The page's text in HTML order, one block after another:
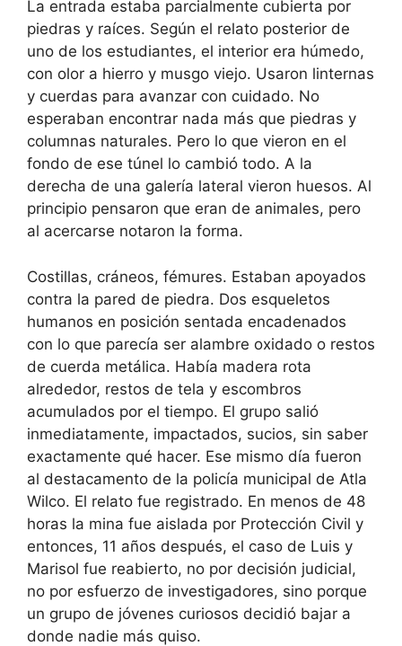
La entrada estaba parcialmente cubierta por
piedras y raíces. Según el relato posterior de
uno de los estudiantes, el interior era húmedo,
con olor a hierro y musgo viejo. Usaron linternas
y cuerdas para avanzar con cuidado. No
esperaban encontrar nada más que piedras y
columnas naturales. Pero lo que vieron en el
fondo de ese túnel lo cambió todo. A la
derecha de una galería lateral vieron huesos. Al
principio pensaron que eran de animales, pero
al acercarse notaron la forma.
Costillas, cráneos, fémures. Estaban apoyados
contra la pared de piedra. Dos esqueletos
humanos en posición sentada encadenados
con lo que parecía ser alambre oxidado o restos
de cuerda metálica. Había madera rota
alrededor, restos de tela y escombros
acumulados por el tiempo. El grupo salió
inmediatamente, impactados, sucios, sin saber
exactamente qué hacer. Ese mismo día fueron
al destacamento de la policía municipal de Atla
Wilco. El relato fue registrado. En menos de 48
horas la mina fue aislada por Protección Civil y
entonces, 11 años después, el caso de Luis y
Marisol fue reabierto, no por decisión judicial,
no por esfuerzo de investigadores, sino porque
un grupo de jóvenes curiosos decidió bajar a
donde nadie más quiso.